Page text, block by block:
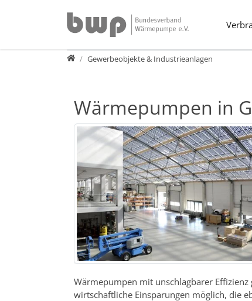
Verbraucher
Gewerbeobjekte & Industrieanlagen
Wärmepumpen in
Wärmepumpen mit unschlagbarer
wirtschaftliche Einsparungen möglich, die